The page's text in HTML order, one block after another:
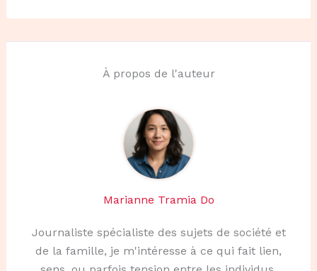
À propos de l'auteur
Marianne Tramia Do
Journaliste spécialiste des sujets de société et
de la famille, je m'intéresse à ce qui fait lien,